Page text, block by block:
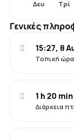
Δευ Τρί
Γενικές
Τοπική
15:27, 8
Διάρκεια
1 h 20 min